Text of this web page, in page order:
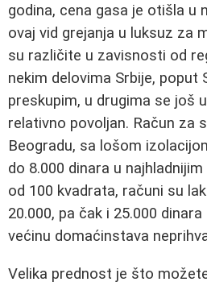
godina, cena gasa je otišla u
ovaj vid grejanja u luksuz za
su različite u zavisnosti od
nekim delovima Srbije, poput
preskupim, u drugima se još
relativno povoljan. Račun za
Beogradu, sa lošom
do 8.000 dinara u
od 100 kvadrata, računi su
20.000, pa čak i 25.000
većinu domaćinstava
Velika prednost je što